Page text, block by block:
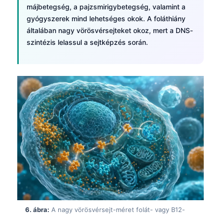
májbetegség, a pajzsmirigybetegség, valamint a
gyógyszerek mind lehetséges okok. A foláthiány
általában nagy vörösvérsejteket okoz, mert a DNS-
szintézis lelassul a sejtképzés során.
6. ábra: A nagy vörösvérsejt-méret folát- vagy B12-